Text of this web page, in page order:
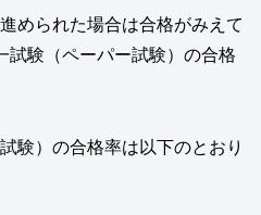
められた場合は合格がみえて
試験（ペーパー試験）の合格
験）の合格率は以下のとおり